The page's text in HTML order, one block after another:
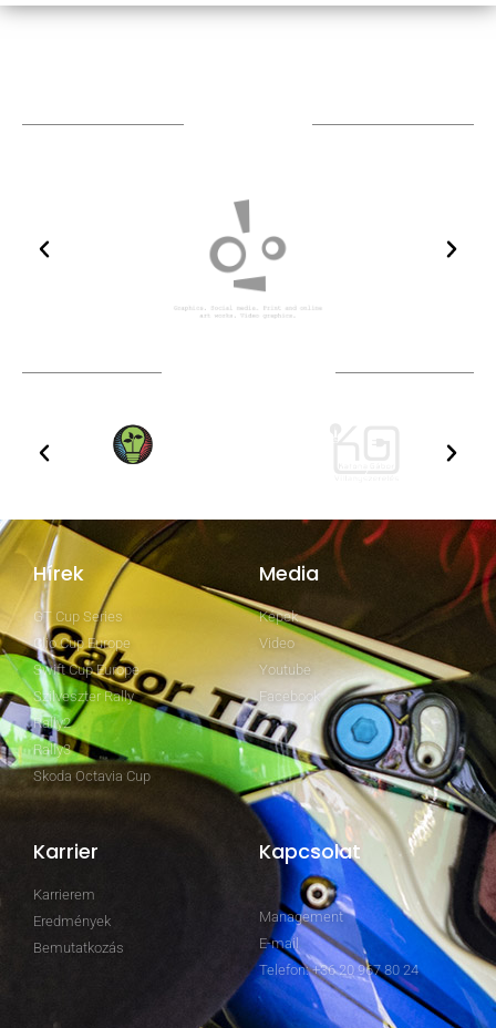
Hírek
GT Cup Series
Clio Cup Europe
Swift Cup Europe
Szilveszter Rally
Rally2
Rally3
Skoda Octavia Cup
Media
Képek
Video
Youtube
Facebook
Karrier
Karrierem
Eredmények
Bemutatkozás
Kapcsolat
Management
E-mail
Telefon: +36 20 967 80 24